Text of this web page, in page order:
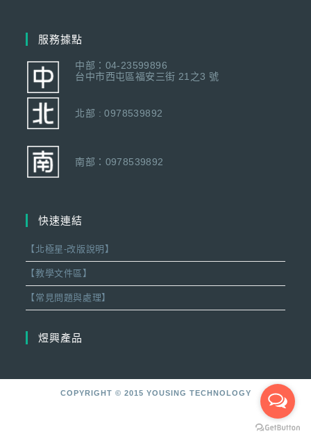
服務據點
中部：04-23599896
台中市西屯區福安三街 21之3 號
北部 : 0978539892
南部：0978539892
快速連結
【北極星-改版說明】
【教學文件區】
【常見問題與處理】
煜興產品
COPYRIGHT © 2015 YOUSING TECHNOLOGY